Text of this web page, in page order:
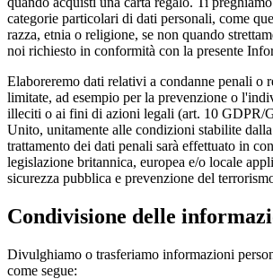
categorie particolari di dati personali, come
razza, etnia o religione, se non quando
noi richiesto in conformità con la presente
Elaboreremo dati relativi a condanne penali o
limitate, ad esempio per la prevenzione o
illeciti o ai fini di azioni legali (art. 10 GDPR/
Unito, unitamente alle condizioni stabilite
trattamento dei dati penali sarà effettuato in
legislazione britannica, europea e/o locale
sicurezza pubblica e prevenzione del
Condivisione delle
Divulghiamo o trasferiamo informazioni
come segue: